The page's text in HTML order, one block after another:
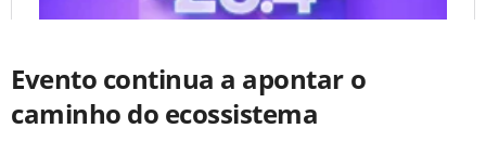
Evento continua a apontar o
caminho do ecossistema